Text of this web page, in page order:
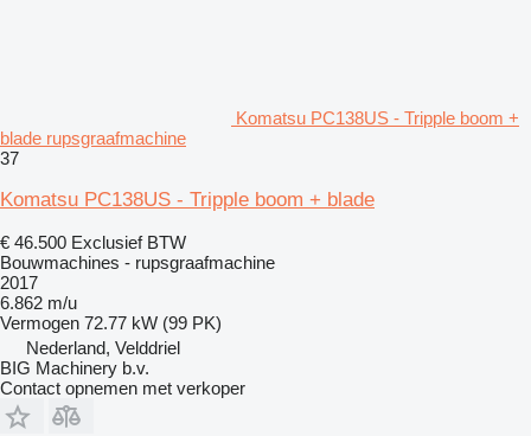
Komatsu PC138US - Tripple boom +
blade rupsgraafmachine
37
Komatsu PC138US - Tripple boom + blade
€ 46.500 Exclusief BTW
Bouwmachines - rupsgraafmachine
2017
6.862 m/u
Vermogen 72.77 kW (99 PK)
Nederland, Velddriel
BIG Machinery b.v.
Contact opnemen met verkoper